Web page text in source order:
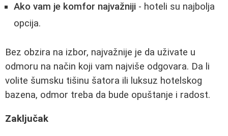
Ako vam je komfor najvažniji - hoteli su najbolja
opcija.
Bez obzira na izbor, najvažnije je da uživate u
odmoru na način koji vam najviše odgovara. Da li
volite šumsku tišinu šatora ili luksuz hotelskog
bazena, odmor treba da bude opuštanje i radost.
Zaključak